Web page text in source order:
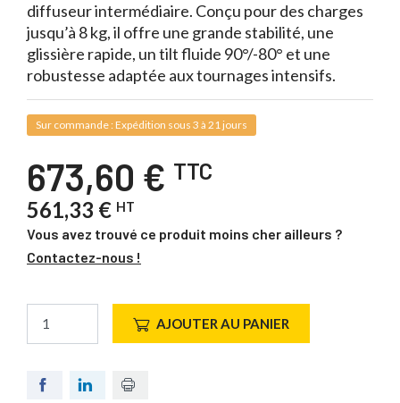
diffuseur intermédiaire. Conçu pour des charges
jusqu’à 8 kg, il offre une grande stabilité, une
glissière rapide, un tilt fluide 90°/-80° et une
robustesse adaptée aux tournages intensifs.
Sur commande : Expédition sous 3 à 21 jours
673,60 € TTC
561,33 € HT
Vous avez trouvé ce produit moins cher ailleurs ?
Contactez-nous !
AJOUTER AU PANIER